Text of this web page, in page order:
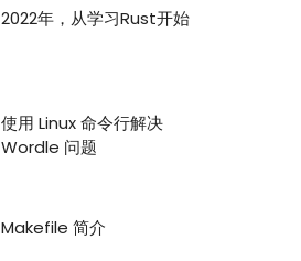
2022年，从学习Rust开始
使用 Linux 命令行解决
Wordle 问题
Makefile 简介